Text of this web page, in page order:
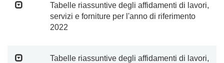
Tabelle riassuntive degli affidamenti di lavori,
servizi e forniture per l'anno di riferimento
2022
Tabelle riassuntive degli affidamenti di lavori,